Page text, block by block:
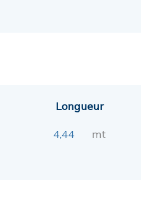
Longueur
4,44 mt